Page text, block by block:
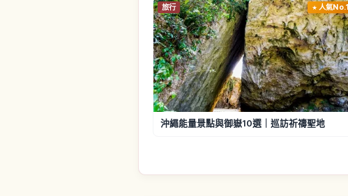
旅行 人氣No.1
沖繩能量景點與御嶽10選｜巡訪祈禱聖地